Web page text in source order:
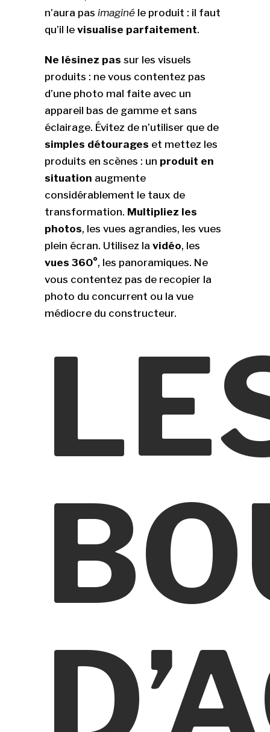
n’aura pas imaginé le produit : il faut
qu’il le visualise parfaitement.
Ne lésinez pas sur les visuels
produits : ne vous contentez pas
d’une photo mal faite avec un
appareil bas de gamme et sans
éclairage. Évitez de n’utiliser que de
simples détourages et mettez les
produits en scènes : un produit en
situation augmente
considérablement le taux de
transformation. Multipliez les
photos, les vues agrandies, les vues
plein écran. Utilisez la vidéo, les
vues 360°, les panoramiques. Ne
vous contentez pas de recopier la
photo du concurrent ou la vue
médiocre du constructeur.